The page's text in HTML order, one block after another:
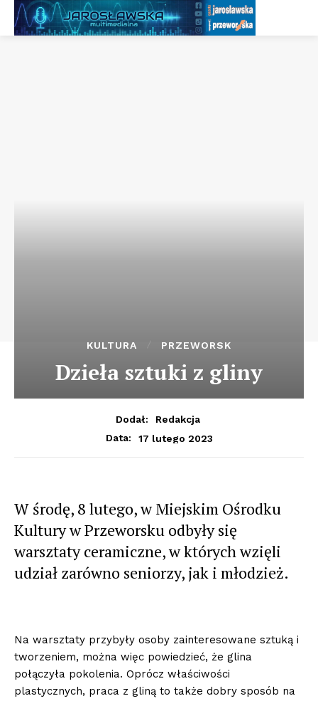
KULTURA PRZEWORSK
Dzieła sztuki z gliny
Dodał:
Redakcja
Data:
17 lutego 2023
W środę, 8 lutego, w Miejskim Ośrodku
Kultury w Przeworsku odbyły się
warsztaty ceramiczne, w których wzięli
udział zarówno seniorzy, jak i młodzież.
Na warsztaty przybyły osoby zainteresowane sztuką i
tworzeniem, można więc powiedzieć, że glina
połączyła pokolenia. Oprócz właściwości
plastycznych, praca z gliną to także dobry sposób na